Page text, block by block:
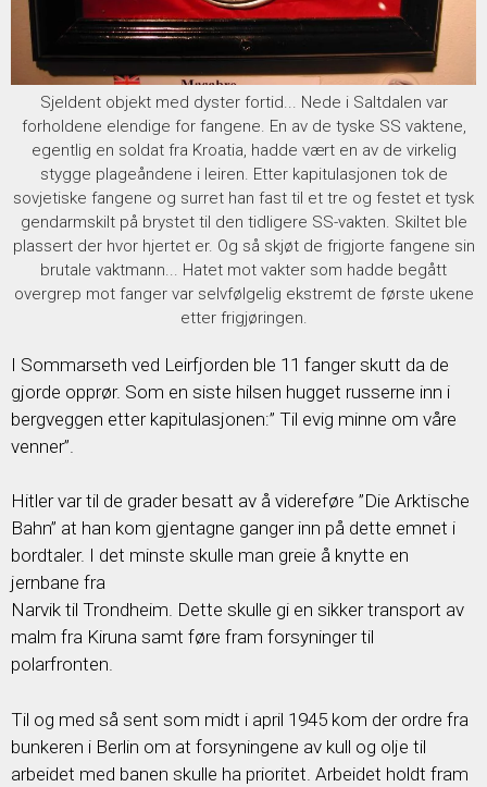
Sjeldent objekt med dyster fortid... Nede i Saltdalen var
forholdene elendige for fangene. En av de tyske SS vaktene,
egentlig en soldat fra Kroatia, hadde vært en av de virkelig
stygge plageåndene i leiren. Etter kapitulasjonen tok de
sovjetiske fangene og surret han fast til et tre og festet et tysk
gendarmskilt på brystet til den tidligere SS-vakten. Skiltet ble
plassert der hvor hjertet er. Og så skjøt de frigjorte fangene sin
brutale vaktmann... Hatet mot vakter som hadde begått
overgrep mot fanger var selvfølgelig ekstremt de første ukene
etter frigjøringen.
I Sommarseth ved Leirfjorden ble 11 fanger skutt da de
gjorde opprør. Som en siste hilsen hugget russerne inn i
bergveggen etter kapitulasjonen:” Til evig minne om våre
venner”.
Hitler var til de grader besatt av å videreføre ”Die Arktische
Bahn” at han kom gjentagne ganger inn på dette emnet i
bordtaler. I det minste skulle man greie å knytte en
jernbane fra
Narvik til Trondheim. Dette skulle gi en sikker transport av
malm fra Kiruna samt føre fram forsyninger til
polarfronten.
Til og med så sent som midt i april 1945 kom der ordre fra
bunkeren i Berlin om at forsyningene av kull og olje til
arbeidet med banen skulle ha prioritet. Arbeidet holdt fram